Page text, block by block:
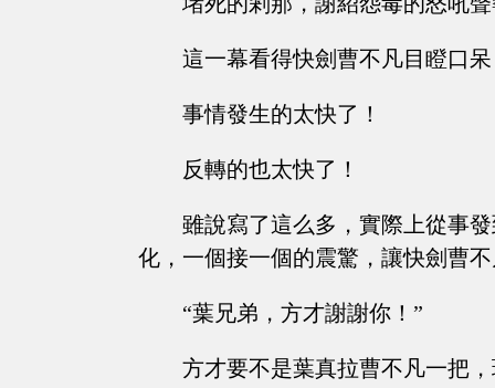
這一幕看得快劍曹不凡目瞪口呆
事情發生的太快了！
反轉的也太快了！
雖說寫了這么多，實際上從事
化，一個接一個的震驚，讓快劍曹
“葉兄弟，方才謝謝你！”
方才要不是葉真拉曹不凡一把